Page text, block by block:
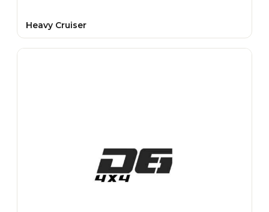
Heavy Cruiser